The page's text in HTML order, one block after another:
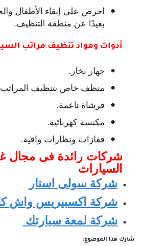
احرص على إبقاء الأطفال
بعيدًا عن منطقة التنظيف.
أدوات ومواد تنظيف مراتب
جهاز بخار.
منظف خاص بتنظيف
فرشاة ناعمة.
مكنسة كهربائية.
قفازات ونظارات واقية.
شركات رائدة فى مجال غ
السيارات
شركة سولى استار
شركة اكسبيريس واش
شركة لمعة سيارتك
شارك هذا الموضوع: